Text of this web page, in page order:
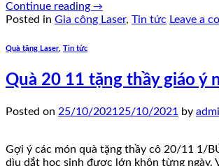
Continue reading →
Posted in Gia công Laser, Tin tức Leave a
Quà tặng Laser, Tin tức
Quà 20 11 tặng thầy giáo ý
Posted on 25/10/202125/10/2021 by
Gợi ý các món quà tặng thầy cô 20/11 1/
dìu dắt học sinh được lớn khôn từng ngày.